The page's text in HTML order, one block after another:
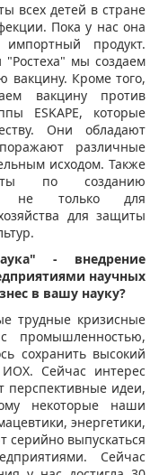
всех детей в стране
Пока у нас она
продукт.
"Ростеха" мы создаем
вакцину. Кроме того,
вакцину против
ESKAPE, которые
Они обладают
различные
исходом. Также
по созданию
не только для
для защиты
- внедрение
научных
в вашу науку?
трудные кризисные
сохранить высокий
Сейчас интерес
перспективные идеи,
некоторые наши
энергетики,
серийно выпускаться
Сейчас